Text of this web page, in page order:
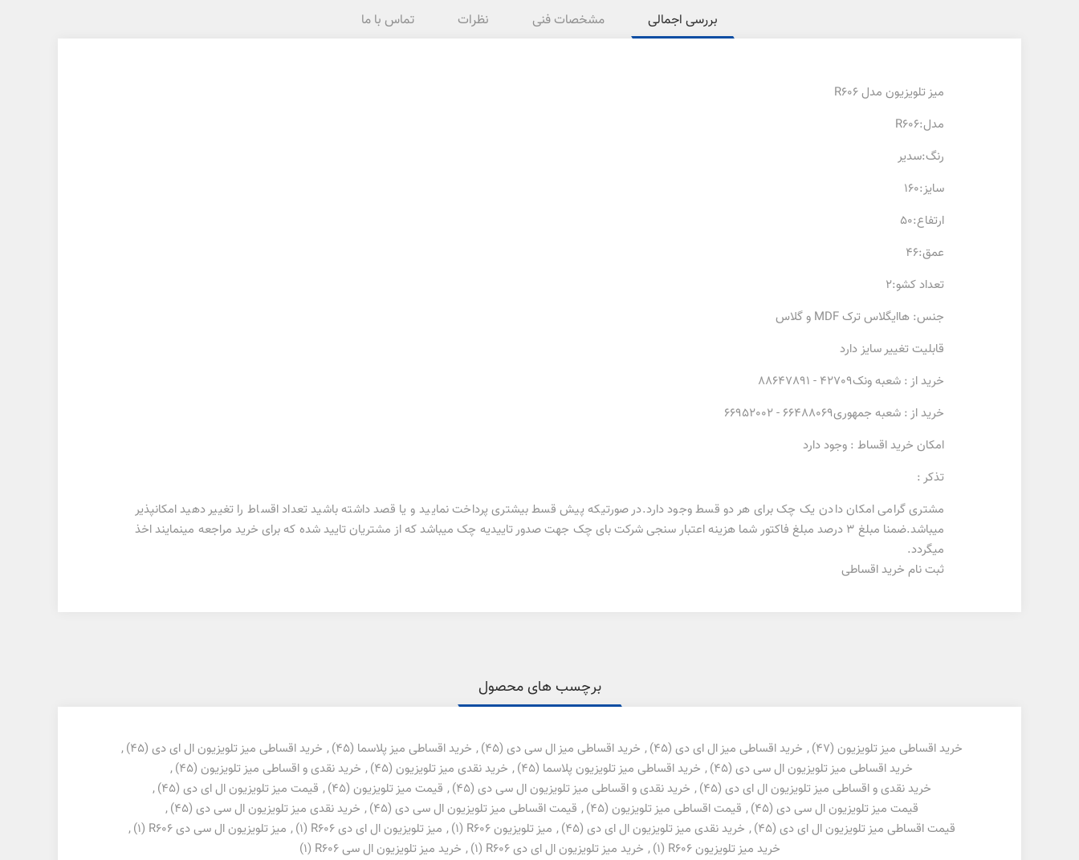
بررسی اجمالی مشخصات فنی نظرات تماس با ما
میز تلویزیون مدل R606
مدل:R606
رنگ:سدیر
سایز:160
ارتفاع:50
عمق:46
تعداد کشو:2
جنس: هاایگلاس ترک MDF و گلاس
قابلیت تغییر سایز دارد
خرید از : شعبه ونک42709 -
88647891
خرید از : شعبه جمهوری66488069 -
66952002
امکان خرید اقساط : وجود دارد
تذکر :
مشتری گرامی امکان دادن یک چک برای هر دو قسط وجود دارد.در صورتیکه پیش قسط بیشتری پرداخت نمایید و یا قصد داشته باشید تعداد اقساط را تغییر دهید امکانپذیر
میباشد.ضمنا مبلغ 3 درصد مبلغ فاکتور شما هزینه اعتبار سنجی شرکت بای چک جهت صدور تاییدیه چک میباشد که از مشتریان تایید شده که برای خرید مراجعه مینمایند اخذ
میگردد.
ثبت نام خرید اقساطی
برچسب های محصول
خرید اقساطی میز تلویزیون (47)
, خرید اقساطی میز ال ای دی (45)
, خرید اقساطی میز ال سی دی (45)
, خرید اقساطی میز پلاسما (45)
, خرید اقساطی میز تلویزیون ال ای دی (45)
,
خرید اقساطی میز تلویزیون ال سی دی (45)
, خرید اقساطی میز تلویزیون پلاسما (45)
, خرید نقدی میز تلویزیون (45)
, خرید نقدی و اقساطی میز تلویزیون (45)
,
خرید نقدی و اقساطی میز تلویزیون ال ای دی (45)
, خرید نقدی و اقساطی میز تلویزیون ال سی دی (45)
, قیمت میز تلویزیون (45)
, قیمت میز تلویزیون ال ای دی (45)
,
قیمت میز تلویزیون ال سی دی (45)
, قیمت اقساطی میز تلویزیون (45)
, قیمت اقساطی میز تلویزیون ال سی دی (45)
, خرید نقدی میز تلویزیون ال سی دی (45)
,
قیمت اقساطی میز تلویزیون ال ای دی (45)
, خرید نقدی میز تلویزیون ال ای دی (45)
, میز تلویزیون R606 (1)
, میز تلویزیون ال ای دی R606 (1)
, میز تلویزیون ال سی دی R606 (1)
,
خرید میز تلویزیون R606
(1)
, خرید میز تلویزیون ال ای دی R606 (1)
, خرید میز تلویزیون ال سی R606 (1)